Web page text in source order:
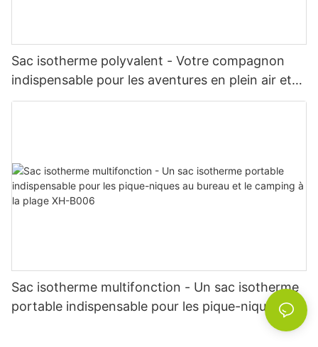
Sac isotherme polyvalent - Votre compagnon
indispensable pour les aventures en plein air et
les sorties quotidiennes XH-B008
Sac isotherme multifonction - Un sac isotherme
portable indispensable pour les pique-niques au